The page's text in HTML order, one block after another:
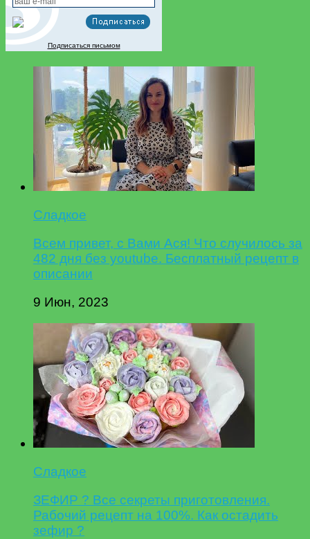
Подписаться письмом
Сладкое
Всем привет, с Вами Ася! Что случилось за
482 дня без youtube. Бесплатный рецепт в
описании
9 Июн, 2023
Сладкое
ЗЕФИР ? Все секреты приготовления.
Рабочий рецепт на 100%. Как остадить
зефир ?